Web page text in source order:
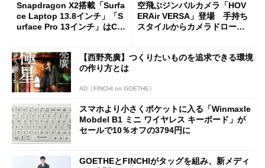
Snapdragon X2搭載「Surfa
ce Laptop 13.8インチ」「S
urface Pro 13インチ」はCop
た
空飛ぶジンバルカメラ「HOV
ERAir VERSA」登場 手持ち
スタイルからカメラドローン
【西野亮廣】つくりたいものを追求できる環境
の作り方とは
AD（FINCHI on GOETHE）
スマホより小さくポケットに入る「Winmaxle
Mobdel B1 ミニ ワイヤレス キーボード」が
セールで10％オフの3794円に
GOETHEとFINCHIがタッグを組み、新メディ